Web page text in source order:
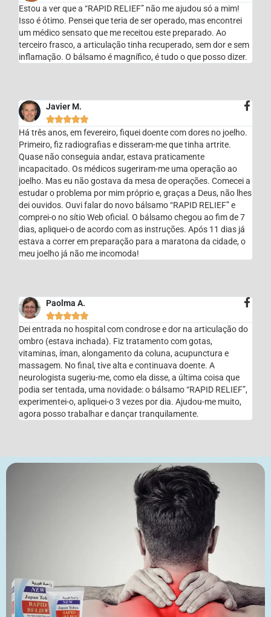
Estou a ver que a “RAPID RELIEF” não me ajudou só a mim!
Isso é ótimo. Pensei que teria de ser operado, mas encontrei
um médico sensato que me receitou este preparado. Ao
terceiro frasco, a articulação tinha recuperado, sem dor e sem
inflamação. O bálsamo é magnífico, é tudo o que posso dizer.
Javier M.

Há três anos, em fevereiro, fiquei doente com dores no joelho.
Primeiro, fiz radiografias e disseram-me que tinha artrite.
Quase não conseguia andar, estava praticamente
incapacitado. Os médicos sugeriram-me uma operação ao
joelho. Mas eu não gostava da mesa de operações. Comecei a
estudar o problema por mim próprio e, graças a Deus, não lhes
dei ouvidos. Ouvi falar do novo bálsamo “RAPID RELIEF” e
comprei-o no sítio Web oficial. O bálsamo chegou ao fim de 7
dias, apliquei-o de acordo com as instruções. Após 11 dias já
estava a correr em preparação para a maratona da cidade, o
meu joelho já não me incomoda!
Paolma A.

Dei entrada no hospital com condrose e dor na articulação do
ombro (estava inchada). Fiz tratamento com gotas,
vitaminas, íman, alongamento da coluna, acupunctura e
massagem. No final, tive alta e continuava doente. A
neurologista sugeriu-me, como ela disse, a última coisa que
podia ser tentada, uma novidade: o bálsamo “RAPID RELIEF”,
experimentei-o, apliquei-o 3 vezes por dia. Ajudou-me muito,
agora posso trabalhar e dançar tranquilamente.